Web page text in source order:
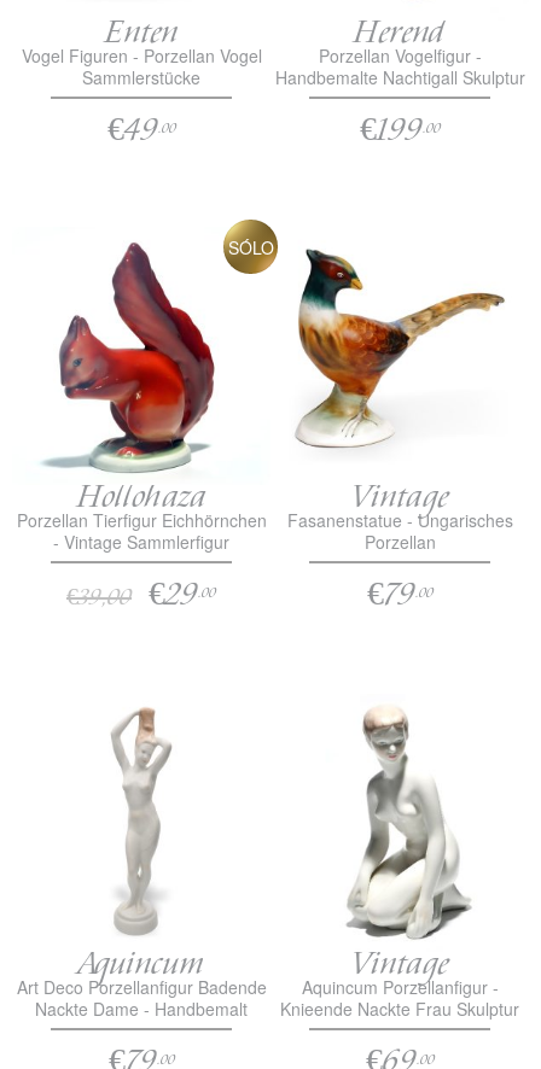
Enten
Vogel Figuren - Porzellan Vogel
Sammlerstücke
€49.00
Herend
Porzellan Vogelfigur -
Handbemalte Nachtigall Skulptur
€199.00
SÓLO
Hollohaza
Porzellan Tierfigur Eichhörnchen
- Vintage Sammlerfigur
Handbemalt
€39,00€29.00
Vintage
Fasanenstatue - Ungarisches
Porzellan
€79.00
Aquincum
Art Deco Porzellanfigur Badende
Nackte Dame - Handbemalt
.00
Vintage
Aquincum Porzellanfigur -
Knieende Nackte Frau Skulptur
.00